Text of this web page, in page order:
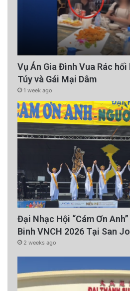
Vụ Án Gia Đình Vua Rác
Túy và Gái Mại Dâm
1 week ago
Đại Nhạc Hội “Cám Ơn
Binh VNCH 2026 Tại San
2 weeks ago